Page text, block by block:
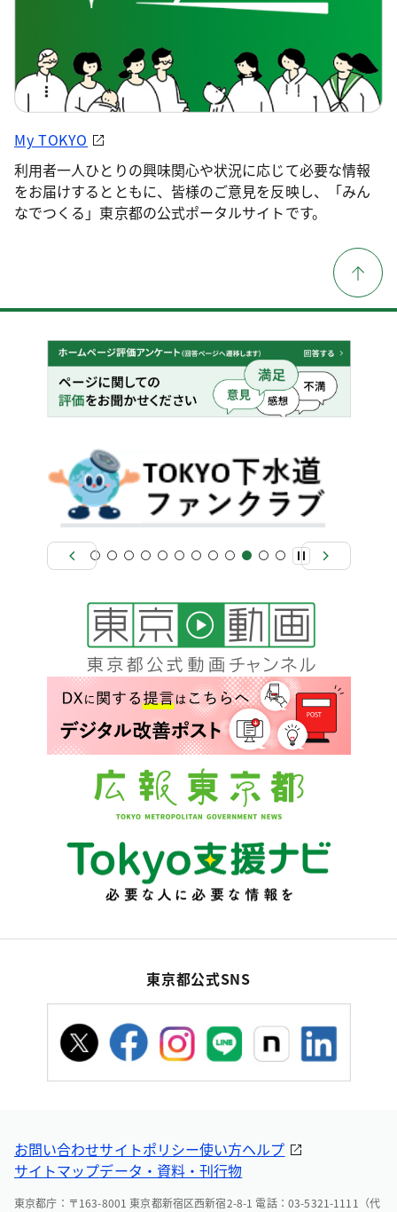
My TOKYO
利用者一人ひとりの興味関心や状況に応じて必要な情報
をお届けするとともに、皆様のご意見を反映し、「みん
なでつくる」東京都の公式ポータルサイトです。
東京都公式SNS
お問い合わせサイトポリシー使い方ヘルプ
サイトマップデータ・資料・刊行物
東京都庁：〒163-8001 東京都新宿区西新宿2-8-1 電話：03-5321-1111（代